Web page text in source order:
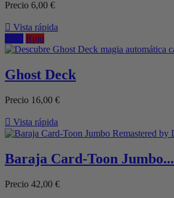
Precio 6,00 €
 Vista rápida
Rojo
Ghost Deck
Precio 16,00 €
 Vista rápida
Baraja Card-Toon Jumbo...
Precio 42,00 €